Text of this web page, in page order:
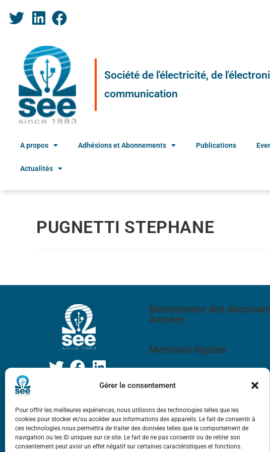
Gérer le consentement
Pour offrir les meilleures expériences, nous utilisons des technologies telles que les
cookies pour stocker et/ou accéder aux informations des appareils. Le fait de consentir à
ces technologies nous permettra de traiter des données telles que le comportement de
navigation ou les ID uniques sur ce site. Le fait de ne pas consentir ou de retirer son
consentement peut avoir un effet négatif sur certaines caractéristiques et fonctions.
Société de l'électricité, de
communication
A propos Adhésions et Abonnements Publications
Actualités
PUGNETTI STEPHANE
Bicentenaire des
Ampère
Mentions légales